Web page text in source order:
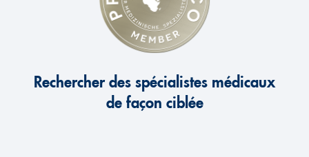
Rechercher des spécialistes médicaux
de façon ciblée